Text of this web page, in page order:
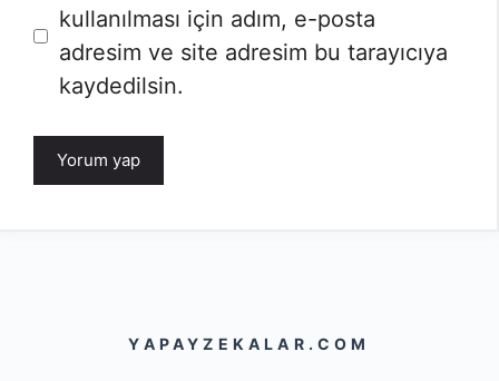
sitesi
kullanılması için adım, e-posta
adresim ve site adresim bu tarayıcıya
kaydedilsin.
YAPAYZEKALAR.COM